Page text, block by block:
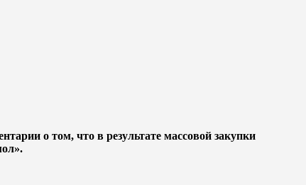
о том, что в результате массовой закупки